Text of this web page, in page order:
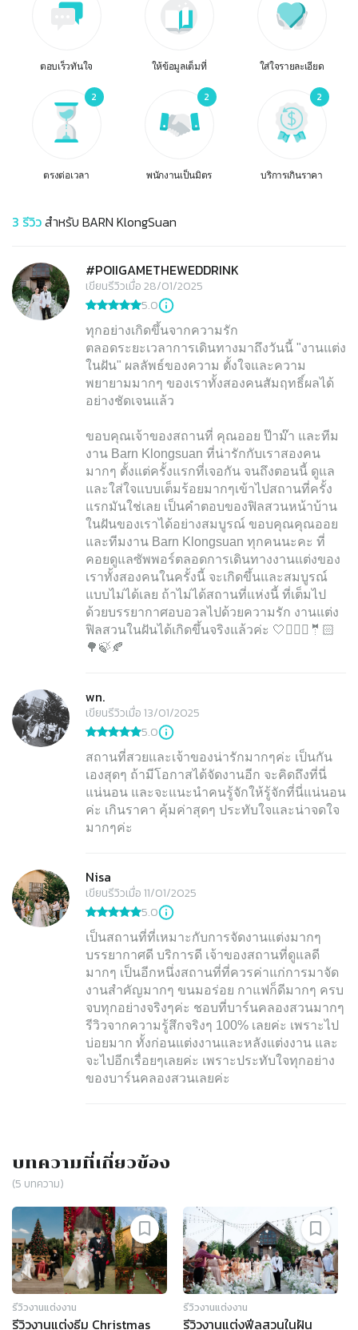
ตอบเร็วทันใจ ให้ข้อมูลเต็มที่ ใส่ใจรายละเอียด
2
ตรงต่อเวลา
2
พนักงานเป็นมิตร
2
บริการเกินราคา
3 รีวิวสำหรับ BARN KlongSuan
#POIIGAMETHEWEDDRINK
เขียนรีวิวเมื่อ 28/01/2025
5.0
ทุกอย่างเกิดขึ้นจากความรัก
ตลอดระยะเวลาการเดินทางมาถึงวันนี้ "งานแต่ง
ในฝัน" ผลลัพธ์ของความ ตั้งใจและความ
พยายามมากๆ ของเราทั้งสองคนสัมฤทธิ์ผลได้
อย่างชัดเจนแล้ว
ขอบคุณเจ้าของสถานที่ คุณออย ป๊าม๊า และทีม
งาน Barn Klongsuan ที่น่ารักกับเราสองคน
มากๆ ตั้งแต่ครั้งแรกที่เจอกัน จนถึงตอนนี้ ดูแล
และใส่ใจแบบเต็มร้อยมากๆเข้าไปสถานที่ครั้ง
แรกมันใช่เลย เป็นคำตอบของฟิลสวนหน้าบ้าน
ในฝันของเราได้อย่างสมบูรณ์ ขอบคุณคุณออย
และทีมงาน Barn Klongsuan ทุกคนนะคะ ที่
คอยดูแลซัพพอร์ตลอดการเดินทางงานแต่งของ
เราทั้งสองคนในครั้งนี้ จะเกิดขึ้นและสมบูรณ์
แบบไม่ได้เลย ถ้าไม่ได้สถานที่แห่งนี้ ที่เต็มไป
ด้วยบรรยากาศอบอวลไปด้วยความรัก งานแต่ง
ฟิลสวนในฝันได้เกิดขึ้นจริงแล้วค่ะ 🤍👰🏻‍♀️🤵🏻
🌳🍃🍂
wn.
เขียนรีวิวเมื่อ 13/01/2025
5.0
สถานที่สวยและเจ้าของน่ารักมากๆค่ะ เป็นกัน
เองสุดๆ ถ้ามีโอกาสได้จัดงานอีก จะคิดถึงที่นี่
แน่นอน และจะแนะนำคนรู้จักให้รู้จักที่นี่แน่นอน
ค่ะ เกินราคา คุ้มค่าสุดๆ ประทับใจและน่าจดใจ
มากๆค่ะ
Nisa
เขียนรีวิวเมื่อ 11/01/2025
5.0
เป็นสถานที่ที่เหมาะกับการจัดงานแต่งมากๆ
บรรยากาศดี บริการดี เจ้าของสถานที่ดูแลดี
มากๆ เป็นอีกหนึ่งสถานที่ที่ควรค่าแก่การมาจัด
งานสำคัญมากๆ ขนมอร่อย กาแฟก็ดีมากๆ ครบ
จบทุกอย่างจริงๆค่ะ ชอบที่บาร์นคลองสวนมากๆ
รีวิวจากความรู้สึกจริงๆ 100% เลยค่ะ เพราะไป
บ่อยมาก ทั้งก่อนแต่งงานและหลังแต่งงาน และ
จะไปอีกเรื่อยๆเลยค่ะ เพราะประทับใจทุกอย่าง
ของบาร์นคลองสวนเลยค่ะ
บทความที่เกี่ยวข้อง
(5 บทความ)
รีวิวงานแต่งงาน
รีวิวงานแต่งธีม Christmas
รีวิวงานแต่งงาน
รีวิวงานแต่งฟีลสวนในฝัน